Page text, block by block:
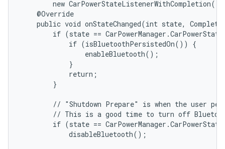
new CarPowerStateListenerWithCompletion()
    @Override
public void onStateChanged(int state,
if (state ==
            if (isBluetoothPersistedOn()) {
                enableBluetooth();
            }
            return;
        }
// "Shutdown Prepare" is when the user
// This is a good time to turn off
if (state ==
            disableBluetooth();